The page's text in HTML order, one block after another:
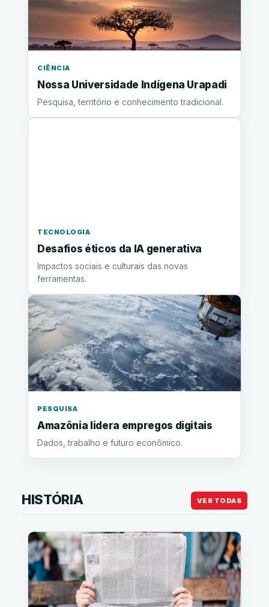
CIÊNCIA
Nossa Universidade Indígena Urapadi
Pesquisa, território e conhecimento tradicional.
TECNOLOGIA
Desafios éticos da IA generativa
Impactos sociais e culturais das novas
ferramentas.
PESQUISA
Amazônia lidera empregos digitais
Dados, trabalho e futuro econômico.
HISTÓRIA VER TODAS